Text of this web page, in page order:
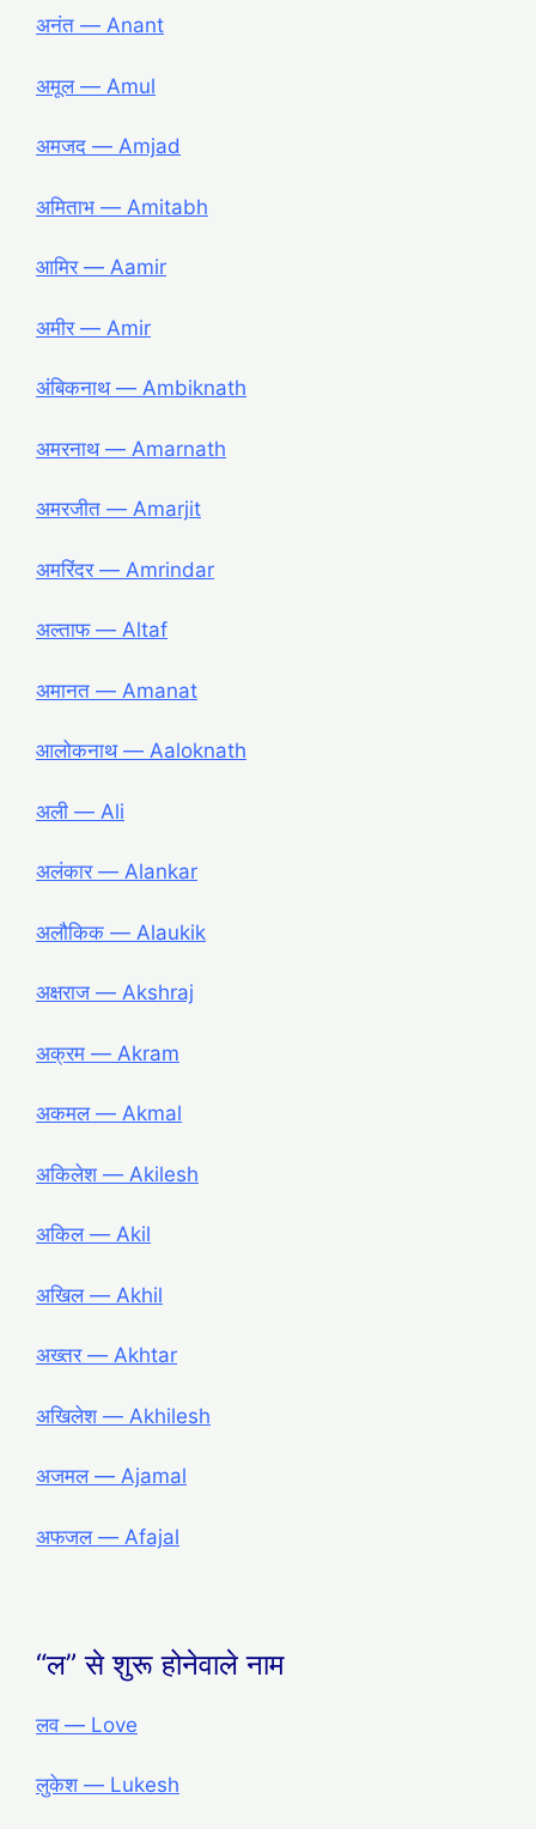
अनंत ― Anant
अमूल ― Amul
अमजद ― Amjad
अमिताभ ― Amitabh
आमिर ― Aamir
अमीर ― Amir
अंबिकनाथ ― Ambiknath
अमरनाथ ― Amarnath
अमरजीत ― Amarjit
अमरिंदर ― Amrindar
अल्ताफ ― Altaf
अमानत ― Amanat
आलोकनाथ ― Aaloknath
अली ― Ali
अलंकार ― Alankar
अलौकिक ― Alaukik
अक्षराज ― Akshraj
अक्रम ― Akram
अकमल ― Akmal
अकिलेश ― Akilesh
अकिल ― Akil
अखिल ― Akhil
अख्तर ― Akhtar
अखिलेश ― Akhilesh
अजमल ― Ajamal
अफजल ― Afajal
“ल” से शुरू होनेवाले नाम
लव ― Love
लुकेश ― Lukesh